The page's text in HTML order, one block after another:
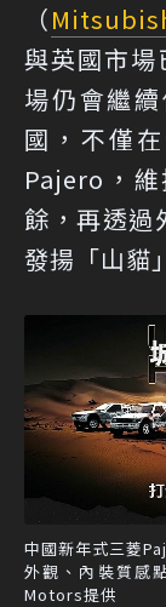
（
與英國市場
場仍會繼
國，不僅
Pajero，
餘，再透過
發揚「山貓
中國新年式三菱
外觀、內裝質感
Motors提供